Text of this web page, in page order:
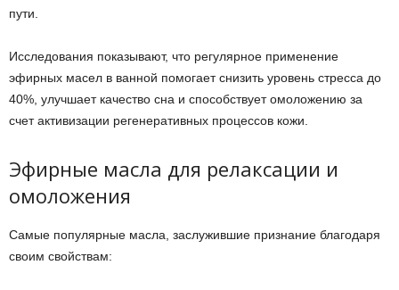
пути.
Исследования показывают, что регулярное применение
эфирных масел в ванной помогает снизить уровень стресса до
40%, улучшает качество сна и способствует омоложению за
счет активизации регенеративных процессов кожи.
Эфирные масла для релаксации и
омоложения
Самые популярные масла, заслужившие признание благодаря
своим свойствам: